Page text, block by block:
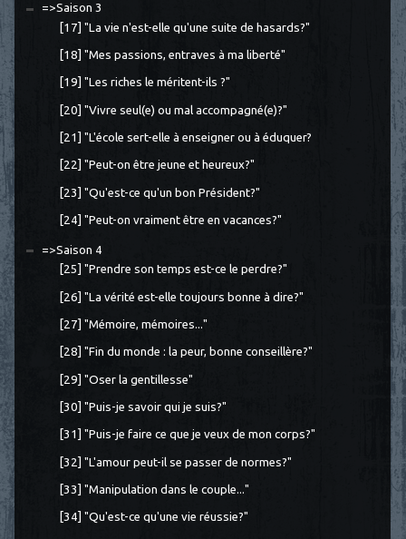
=>Saison 3
[17] "La vie n'est-elle qu'une suite de hasards?"
[18] "Mes passions, entraves à ma liberté"
[19] "Les riches le méritent-ils ?"
[20] "Vivre seul(e) ou mal accompagné(e)?"
[21] "L'école sert-elle à enseigner ou à éduquer?
[22] "Peut-on être jeune et heureux?"
[23] "Qu'est-ce qu'un bon Président?"
[24] "Peut-on vraiment être en vacances?"
=>Saison 4
[25] "Prendre son temps est-ce le perdre?"
[26] "La vérité est-elle toujours bonne à dire?"
[27] "Mémoire, mémoires..."
[28] "Fin du monde : la peur, bonne conseillère?"
[29] "Oser la gentillesse"
[30] "Puis-je savoir qui je suis?"
[31] "Puis-je faire ce que je veux de mon corps?"
[32] "L'amour peut-il se passer de normes?"
[33] "Manipulation dans le couple..."
[34] "Qu'est-ce qu'une vie réussie?"